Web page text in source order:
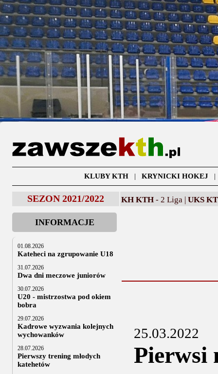
KLUBY KTH| KRYNICKI HOKEJ
SEZON 2021/2022 KH KTH - 2 Liga | UKS
INFORMACJE
01.08.2026
Kateheci na zgrupowanie U18
31.07.2026
Dwa dni meczowe juniorów
30.07.2026
U20 - mistrzostwa pod okiem
bobra
29.07.2026
Kadrowe wyzwania kolejnych
wychowanków
28.07.2026
Pierwszy trening młodych
katehetów
25.03.2022
Pierwsi